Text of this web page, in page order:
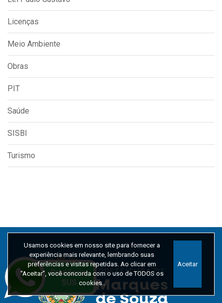
Licenças
Meio Ambiente
Obras
PIT
Saúde
SISBI
Turismo
Usamos cookies em nosso site para fornecer a
experiência mais relevante, lembrando suas
preferências e visitas repetidas. Ao clicar em
“Aceitar”, você concorda com o uso de TODOS os
cookies..
Aceitar